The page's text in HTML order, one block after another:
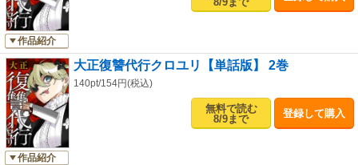
作品紹介
作品紹介
大正復讐代行クロユリ【単話版】 2巻
140pt/154円(税込)
無料で読む
8/9まで
登録して購入